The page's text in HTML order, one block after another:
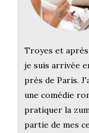
Troyes et après
je suis arrivée
près de Paris.
une comédie
pratiquer la
partie de mes